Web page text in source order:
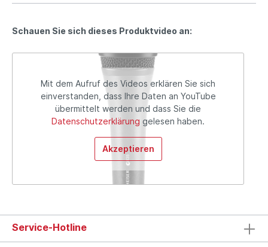
Schauen Sie sich dieses Produktvideo an:
Mit dem Aufruf des Videos erklären Sie sich
einverstanden, dass Ihre Daten an YouTube
übermittelt werden und dass Sie die
Datenschutzerklärung gelesen haben.
Akzeptieren
Service-Hotline